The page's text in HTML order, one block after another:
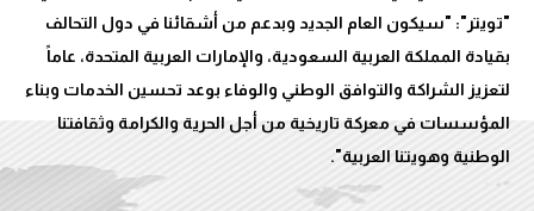
"تويتر": "سيكون العام الجديد وبدعم من أشقائنا في دول التحالف
بقيادة المملكة العربية السعودية، والإمارات العربية المتحدة، عاماً
لتعزيز الشراكة والتوافق الوطني والوفاء بوعد تحسين الخدمات وبناء
المؤسسات في معركة تاريخية من أجل الحرية والكرامة وثقافتنا